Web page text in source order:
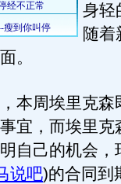
身轻
随着
。
周埃里克森
宜，而埃里克
自己的机会，
说吧)的合同到